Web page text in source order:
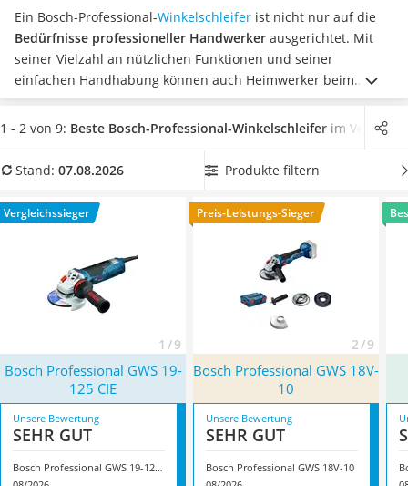
Hochdruckreiniger
Doppelschleifer
Überwachungskamera
Benzinrasenmäher mit Elektrostart
Akku-Laubsauger
Multimeter
Gasdurchlauferhitzer
Service
Ein Bosch-Professional-Winkelschleifer ist nicht nur auf die
Bedürfnisse professioneller Handwerker ausgerichtet. Mit
seiner Vielzahl an nützlichen Funktionen und seiner
einfachen Handhabung können auch Heimwerker beim
Abschleifen, Polieren und Trennenvon Materialien sehr gute
Ergebnisse erzielen.Zahlreiche Online-Tests zeigen, dass vor
und Metall von Vorteil ist. Wählen Sie jetzt einen Bosch-
aus und finden Sie ein Modell, das über einenpraktischen
Zusatzhandgriff
verfügt, um damit besonders präzise
arbeiten zu können. Überzeugt hat uns hier im August 2026
besonders das Modell
Bosch Professional GWS 19-125 CIE
mit seinen Eigenschaften.
1 - 2 von 9: Beste Bosch-Professional-Winkelschleifer im Vergleich
Stand: 07.08.2026 Produkte filtern
Vergleichssieger
1 / 9
Preis-Leistungs-Sieger
2 / 9
Bosch Professional GWS 19-
125 CIE
Bosch Professional GWS 18V-
10
Unsere Bewertung
SEHR GUT
Bosch Professional GWS 19-125 CIE
Unsere Bewertung
SEHR GUT
Bosch Professional GWS 18V-10